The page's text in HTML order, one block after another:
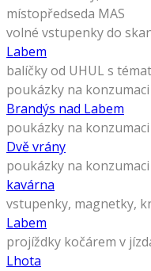
místopředseda MAS
volné vstupenky do
Labem
balíčky od UHUL s
poukázky na
Brandýs nad Labem
poukázky na
Dvě vrány
poukázky na
kavárna
vstupenky, magnetky,
Labem
projíždky kočárem v
Lhota